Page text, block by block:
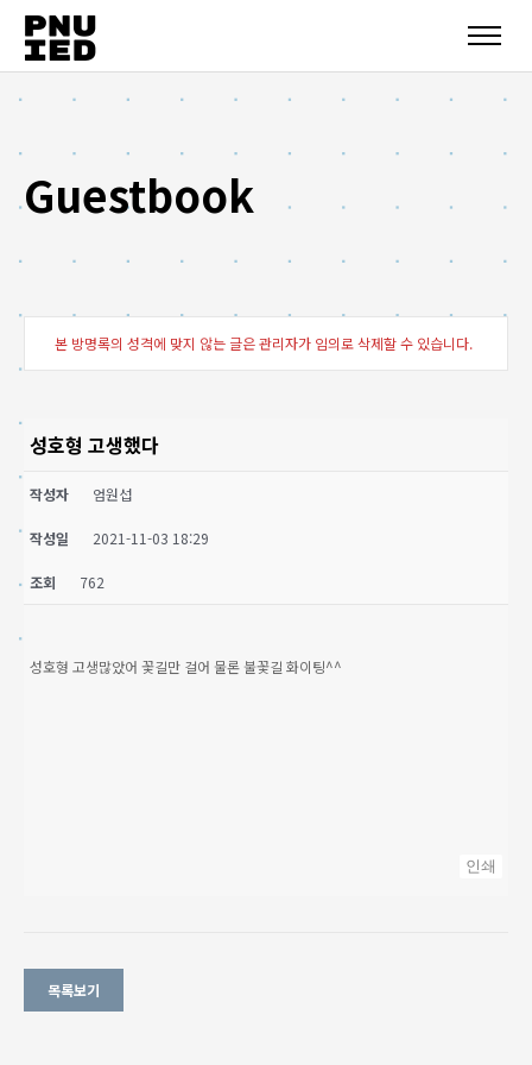
Guestbook
본 방명록의 성격에 맞지 않는 글은 관리자가 임의로 삭제할 수 있습니다.
성호형 고생했다
작성자 엄원섭
작성일 2021-11-03 18:29
조회 762
성호형 고생많았어 꽃길만 걸어 물론 불꽃길 화이팅^^
인쇄
목록보기